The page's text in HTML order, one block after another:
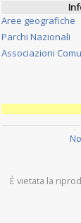
Aree geografiche
Parchi Nazionali
Associazioni
È vietata la